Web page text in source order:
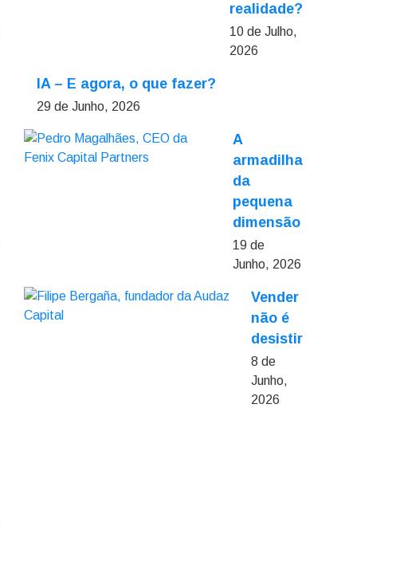
realidade?
10 de Julho,
2026
IA – E agora, o que fazer?
29 de Junho, 2026
A
armadilha
da
pequena
dimensão
19 de
Junho, 2026
Vender
não é
desistir
8 de
Junho,
2026